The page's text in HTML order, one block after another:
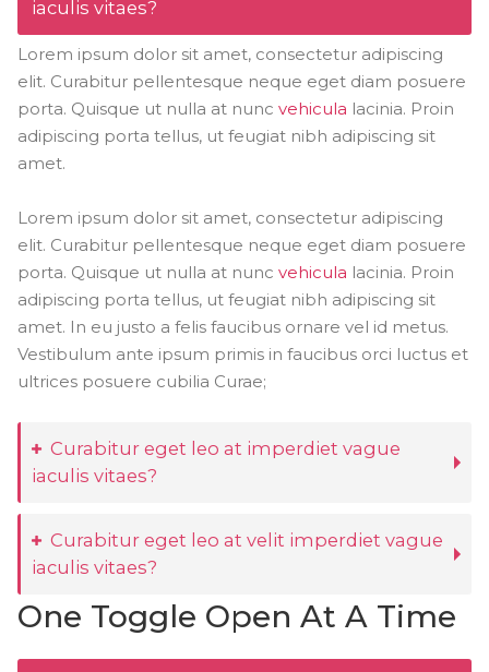
iaculis vitaes?
Lorem ipsum dolor sit amet, consectetur adipiscing
elit. Curabitur pellentesque neque eget diam posuere
porta. Quisque ut nulla at nunc vehicula lacinia. Proin
adipiscing porta tellus, ut feugiat nibh adipiscing sit
amet.
Lorem ipsum dolor sit amet, consectetur adipiscing
elit. Curabitur pellentesque neque eget diam posuere
porta. Quisque ut nulla at nunc vehicula lacinia. Proin
adipiscing porta tellus, ut feugiat nibh adipiscing sit
amet. In eu justo a felis faucibus ornare vel id metus.
Vestibulum ante ipsum primis in faucibus orci luctus et
ultrices posuere cubilia Curae;
Curabitur eget leo at imperdiet vague
iaculis vitaes?
Curabitur eget leo at velit imperdiet vague
iaculis vitaes?
One Toggle Open At A Time